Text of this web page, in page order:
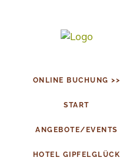
ONLINE BUCHUNG >>
START
ANGEBOTE/EVENTS
HOTEL GIPFELGLÜCK